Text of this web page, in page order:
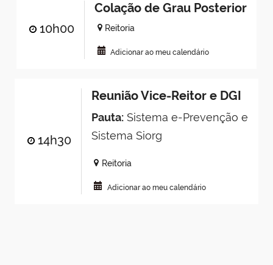
10h00
Colação de Grau Posterior
Reitoria
Adicionar ao meu calendário
14h30
Reunião Vice-Reitor e DGI
Pauta:Sistema e-Prevenção e
Sistema Siorg
Reitoria
Adicionar ao meu calendário